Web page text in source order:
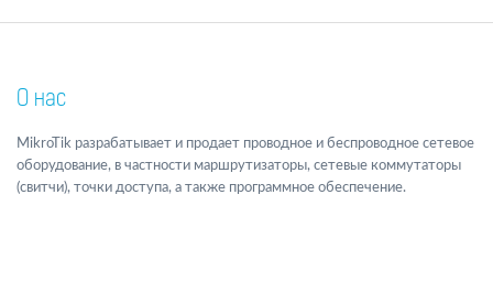
О нас
MikroTik разрабатывает и продает проводное и беспроводное сетевое
оборудование, в частности маршрутизаторы, сетевые коммутаторы
(свитчи), точки доступа, а также программное обеспечение.